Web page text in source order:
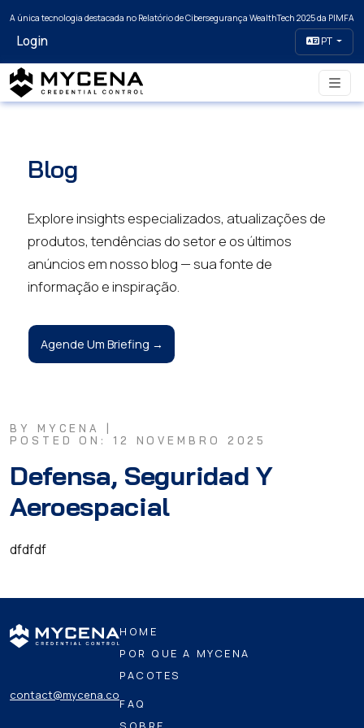
A única tecnologia destacada no Relatório de Cibersegurança WealthTech 2025 da PIMFA
Login PT
Blog
Explore insights especializados, atualizações de
produtos, tendências do setor e os últimos
anúncios em nosso blog — sua fonte de
informação e inspiração.
Agende Um Briefing →
BY MYCENA |
POSTED ON: 12 NOVEMBRO 2025
Defensa, Seguridad Y
Aeroespacial
dfdfdf
contact@mycena.co
HOME
POR QUE A MYCENA
PACOTES
FAQ